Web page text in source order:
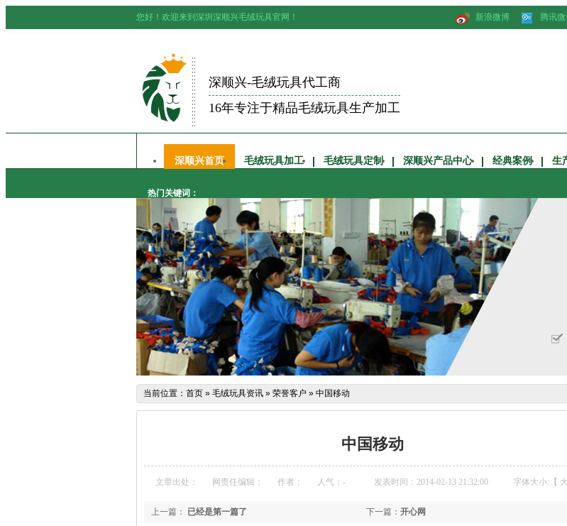
新浪微博 腾讯微
您好！欢迎来到深圳深顺兴毛绒玩具官网！
深顺兴-毛绒玩具代工商
16年专注于精品毛绒玩具生产加工
深顺兴首页 毛绒玩具加工 毛绒玩具定制 深顺兴产品中心 经典案例 生
热门关键词：
当前位置： 首页 » 毛绒玩具资讯 » 荣誉客户 » 中国移动
中国移动
文章出处： 网责任编辑： 作者： 人气： - 发表时间：2014-02-13 21:32:00 字体大小:【 大
下一篇： 开心网
上一篇： 已经是第一篇了